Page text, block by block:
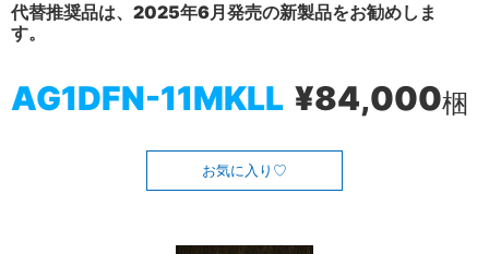
代替推奨品は、2025年6月発売の新製品をお勧めしま
す。
AG1DFN-11MKLL ¥84,000梱
お気に入り